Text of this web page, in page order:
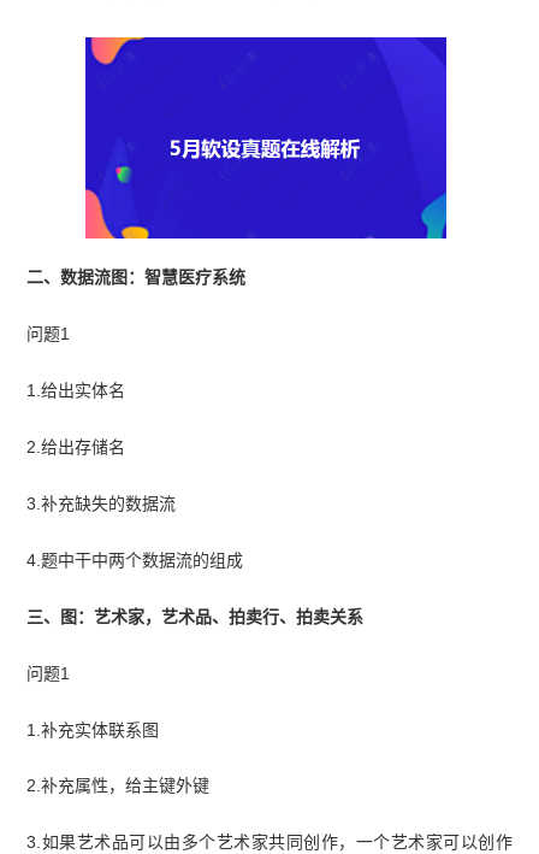
二、数据流图：智慧医疗系统
问题1
1.给出实体名
2.给出存储名
3.补充缺失的数据流
4.题中干中两个数据流的组成
三、图：艺术家，艺术品、拍卖行、拍卖关系
问题1
1.补充实体联系图
2.补充属性，给主键外键
3.如果艺术品可以由多个艺术家共同创作，一个艺术家可以创作